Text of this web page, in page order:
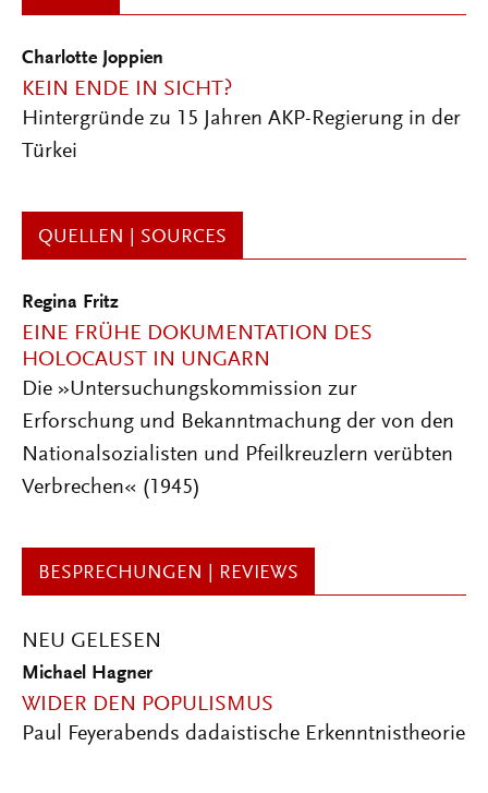
Charlotte Joppien
KEIN ENDE IN SICHT?
Hintergründe zu 15 Jahren AKP-Regierung in der
Türkei
QUELLEN | SOURCES
Regina Fritz
EINE FRÜHE DOKUMENTATION DES
HOLOCAUST IN UNGARN
Die »Untersuchungskommission zur
Erforschung und Bekanntmachung der von den
Nationalsozialisten und Pfeilkreuzlern verübten
Verbrechen« (1945)
BESPRECHUNGEN | REVIEWS
NEU GELESEN
Michael Hagner
WIDER DEN POPULISMUS
Paul Feyerabends dadaistische Erkenntnistheorie